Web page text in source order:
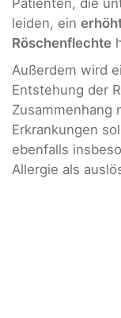
Patienten, die
leiden, ein
Röschenflechte
Außerdem wird
Entstehung der
Zusammenhang
Erkrankungen
ebenfalls
Allergie als